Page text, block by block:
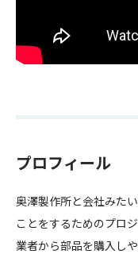
プロフィール
奥澤製作所と会社みた
ことをするためのプロ
業者から部品を購入し